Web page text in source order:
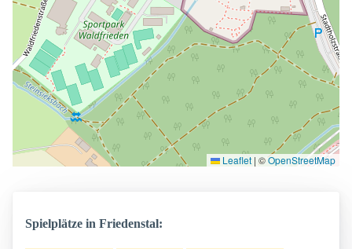
Leaflet | ©OpenStreetMap
Spielplätze in Friedenstal: